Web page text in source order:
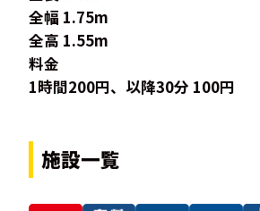
全幅 1.75m
全高 1.55m
料金
1時間200円、以降30分 100円
施設一覧